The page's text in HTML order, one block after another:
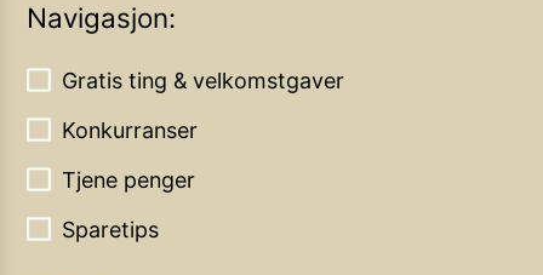
Navigasjon:
Gratis ting & velkomstgaver
Konkurranser
Tjene penger
Sparetips